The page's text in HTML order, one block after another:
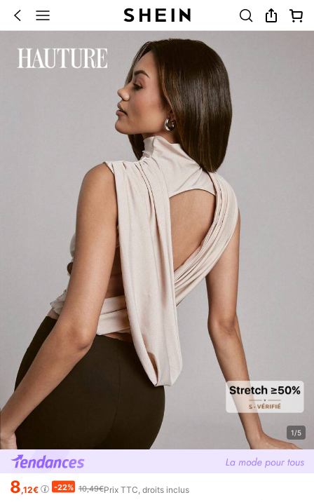
1/5
8,12€ -22% 10,49€Prix TTC, droits inclus